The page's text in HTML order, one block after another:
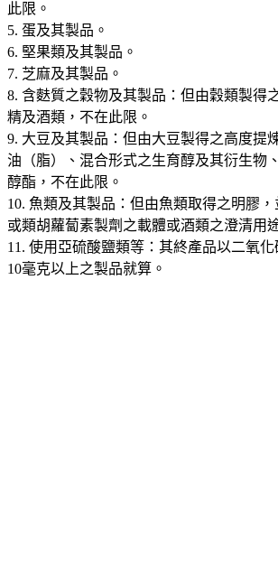
此限。
5. 蛋及其製品。
6. 堅果類及其製品。
7. 芝麻及其製品。
8. 含麩質之穀物及其製品：但由穀類製得
精及酒類，不在此限。
9. 大豆及其製品：但由大豆製得之高度提
油（脂）、混合形式之生育醇及其衍生物
醇酯，不在此限。
10. 魚類及其製品：但由魚類取得之明膠
或類胡蘿蔔素製劑之載體或酒類之澄清用
11. 使用亞硫酸鹽類等：其終產品以二氧
10毫克以上之製品就算。